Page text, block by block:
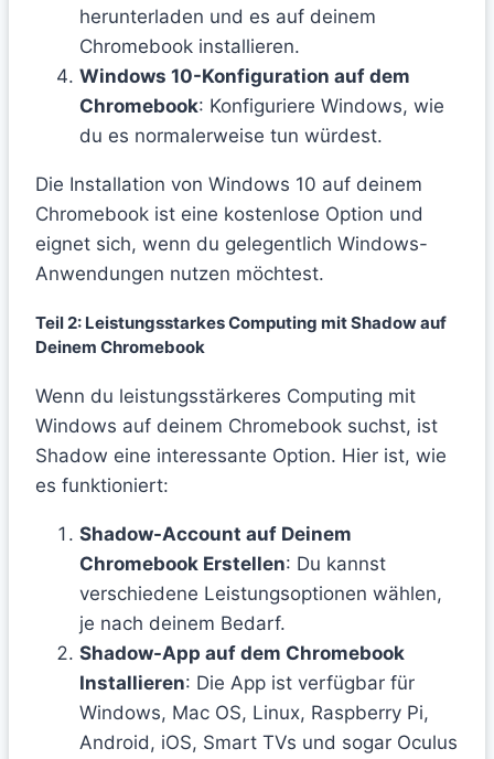
herunterladen und es auf deinem
Chromebook installieren.
Windows 10-Konfiguration auf dem
Chromebook: Konfiguriere Windows, wie
du es normalerweise tun würdest.
Die Installation von Windows 10 auf deinem
Chromebook ist eine kostenlose Option und
eignet sich, wenn du gelegentlich Windows-
Anwendungen nutzen möchtest.
Teil 2: Leistungsstarkes Computing mit Shadow auf
Deinem Chromebook
Wenn du leistungsstärkeres Computing mit
Windows auf deinem Chromebook suchst, ist
Shadow eine interessante Option. Hier ist, wie
es funktioniert:
Shadow-Account auf Deinem
Chromebook Erstellen: Du kannst
verschiedene Leistungsoptionen wählen,
je nach deinem Bedarf.
Shadow-App auf dem Chromebook
Installieren: Die App ist verfügbar für
Windows, Mac OS, Linux, Raspberry Pi,
Android, iOS, Smart TVs und sogar Oculus